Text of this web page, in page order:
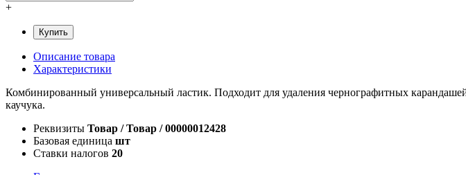
+
Купить
Описание товара
Характеристики
Комбинированный универсальный ластик. Подходит для удаления чернографитных
каучука.
Реквизиты Товар / Товар / 00000012428
Базовая единица шт
Ставки налогов 20